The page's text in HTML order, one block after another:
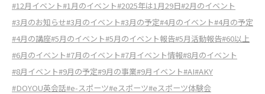
#12月イベント#1月のイベント#2025年は1月29日#2月のイベント
#3月のお知らせ#3月のイベント#3月の予定#4月のイベント#4月の予定
#4月の講座#5月のイベント#5月のイベント報告#5月活動報告#60以上
#6月のイベント#7月のイベント#7月イベント情報#8月のイベント
#8月イベント#9月の予定#9月の事業#9月イベント#AI#AKY
#DOYOU英会話#e-スポーツ#eスポーツ#eスポーツ体験会